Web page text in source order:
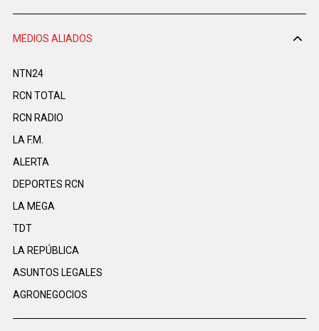
MEDIOS ALIADOS
NTN24
RCN TOTAL
RCN RADIO
LA F.M.
ALERTA
DEPORTES RCN
LA MEGA
TDT
LA REPÚBLICA
ASUNTOS LEGALES
AGRONEGOCIOS